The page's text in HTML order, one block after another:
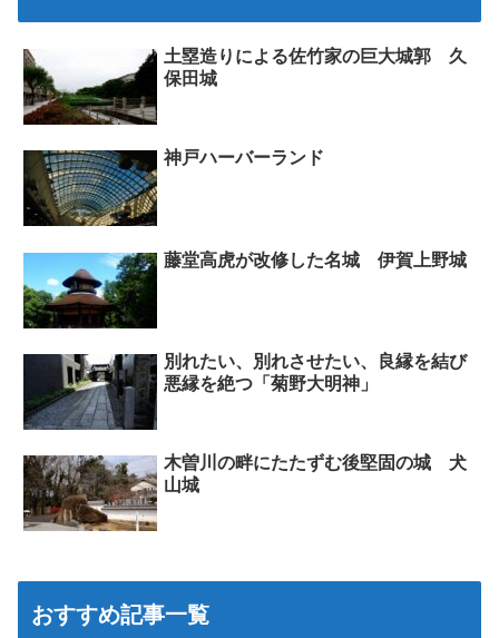
土塁造りによる佐竹家の巨大城郭 久
保田城
神戸ハーバーランド
藤堂高虎が改修した名城 伊賀上野城
別れたい、別れさせたい、良縁を結び
悪縁を絶つ「菊野大明神」
木曽川の畔にたたずむ後堅固の城 犬
山城
おすすめ記事一覧